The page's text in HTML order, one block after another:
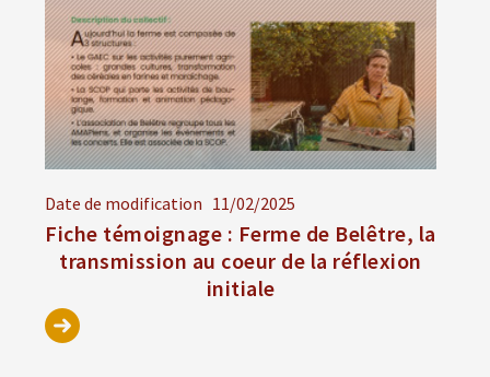
Date de modification 11/02/2025
Fiche témoignage : Ferme de Belêtre, la
transmission au coeur de la réflexion
initiale